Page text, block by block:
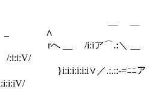
∧
ア⌒.:＼ __
/:i:i:V/
／.:.::-=ﾆﾆア